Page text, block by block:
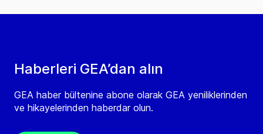
Haberleri GEA’dan alın
GEA haber bültenine abone olarak GEA yeniliklerinden
ve hikayelerinden haberdar olun.